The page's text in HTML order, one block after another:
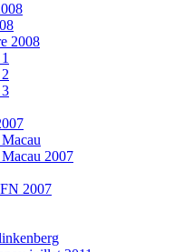
2008
2007
2007